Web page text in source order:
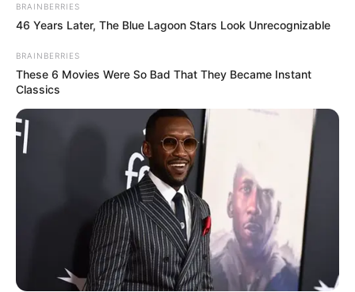
ndeshje pezullim për shkak të sjelljeve anti sportive, me
trajnerin e Dinamos që duhet të qëndrojë larg stolit për
BRAINBERRIES
46 Years Later, The Blue Lagoon Stars Look Unrecognizable
BRAINBERRIES
These 6 Movies Were So Bad That They Became Instant
Classics